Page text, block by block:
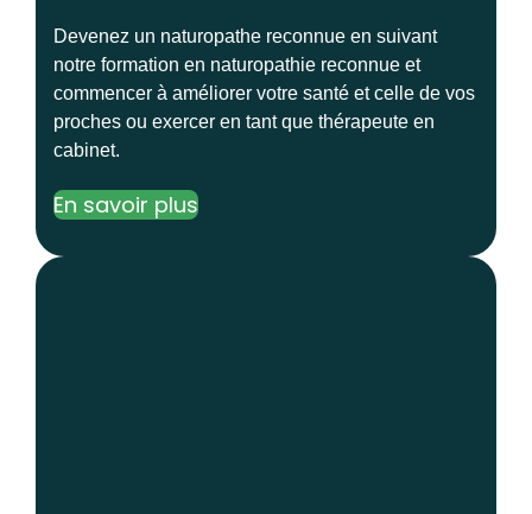
Devenez un naturopathe reconnue en suivant
notre formation en naturopathie reconnue et
commencer à améliorer votre santé et celle de vos
proches ou exercer en tant que thérapeute en
cabinet.
En savoir plus